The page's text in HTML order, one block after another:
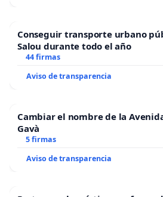
Conseguir transporte urbano
Salou durante todo el año
44 firmas
Aviso de transparencia
Cambiar el nombre de la
Gavà
5 firmas
Aviso de transparencia